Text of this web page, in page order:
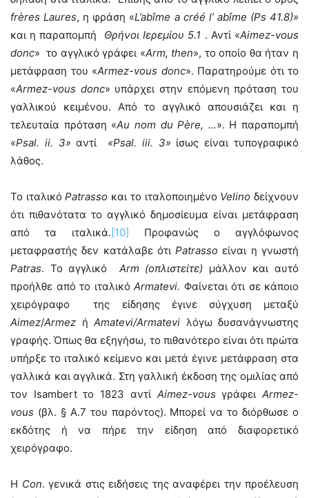
frèresLaures, η φράση «L’abîme a créé l’ abîme (Ps 41.8)»
και η παραπομπή Θρήνοι Ιερεμίου 5.1 . Αντί «Aimez-vous
donc» το αγγλικό γράφει «Arm, then», το οποίο θα ήταν η
μετάφραση του «Armez-vous donc». Παρατηρούμε ότι το
«Armez-vous donc» υπάρχει στην επόμενη πρόταση του
γαλλικού κειμένου. Από το αγγλικό απουσιάζει και η
τελευταία πρόταση «Au nom duPère, …». Η παραπομπή
«Psal. ii. 3»αντί «Psal. iii. 3» ίσως είναι τυπογραφικό
λάθος.
Το ιταλικόPatrasso και το ιταλοποιημένο Velino δείχνουν
ότι πιθανότατα το αγγλικό δημοσίευμα είναι μετάφραση
από τα ιταλικά. [10]
Προφανώς ο αγγλόφωνος
μεταφραστής δεν κατάλαβε ότιPatrasso είναι η γνωστή
Patras. Το αγγλικό Arm (οπλιστείτε) μάλλον και αυτό
προήλθε από το ιταλικό Armatevi. Φαίνεται ότι σε κάποιο
χειρόγραφο της είδησης έγινε σύγχυση μεταξύ
Aimez/Armez ή Amatevi/Armatevi λόγω δυσανάγνωστης
γραφής. Όπως θα εξηγήσω, το πιθανότερο είναι ότι πρώτα
υπήρξε το ιταλικό κείμενο και μετά έγινε μετάφραση στα
γαλλικά και αγγλικά. Στη γαλλική έκδοση της ομιλίας από
τον Isambert το 1823 αντί Aimez-vous γράφειArmez-
vous (βλ. § Α.7 του παρόντος). Μπορεί να το διόρθωσε ο
εκδότης ή να πήρε την είδηση από διαφορετικό
χειρόγραφο.
Η Con. γενικά στις ειδήσεις της αναφέρει την προέλευση